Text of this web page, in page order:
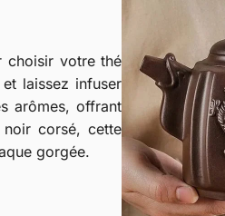
choisir votre thé
laissez infuser
arômes, offrant
corsé, cette
gorgée.